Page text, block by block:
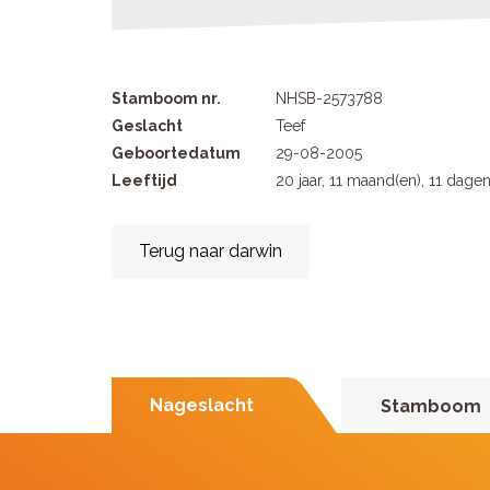
Stamboom nr.
NHSB-2573788
Geslacht
Teef
Geboortedatum
29-08-2005
Leeftijd
20 jaar, 11 maand(en), 11 dagen
Terug naar darwin
Nageslacht Stamboom